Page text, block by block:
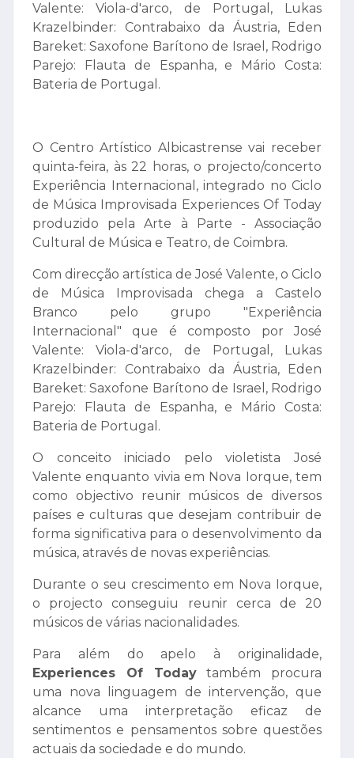
Valente: Viola-d'arco, de Portugal, Lukas
Krazelbinder: Contrabaixo da Áustria, Eden
Bareket: Saxofone Barítono de Israel, Rodrigo
Parejo: Flauta de Espanha, e Mário Costa:
Bateria de Portugal.
O Centro Artístico Albicastrense vai receber
quinta-feira, às 22 horas, o projecto/concerto
Experiência Internacional, integrado no Ciclo
de Música Improvisada Experiences Of Today
produzido pela Arte à Parte - Associação
Cultural de Música e Teatro, de Coimbra.
Com direcção artística de José Valente, o Ciclo
de Música Improvisada chega a Castelo
Branco pelo grupo "Experiência
Internacional" que é composto por José
Valente: Viola-d'arco, de Portugal, Lukas
Krazelbinder: Contrabaixo da Áustria, Eden
Bareket: Saxofone Barítono de Israel, Rodrigo
Parejo: Flauta de Espanha, e Mário Costa:
Bateria de Portugal.
O conceito iniciado pelo violetista José
Valente enquanto vivia em Nova Iorque, tem
como objectivo reunir músicos de diversos
países e culturas que desejam contribuir de
forma significativa para o desenvolvimento da
música, através de novas experiências.
Durante o seu crescimento em Nova Iorque,
o projecto conseguiu reunir cerca de 20
músicos de várias nacionalidades.
Para além do apelo à originalidade,
Experiences Of Todaytambém procura
uma nova linguagem de intervenção, que
alcance uma interpretação eficaz de
sentimentos e pensamentos sobre questões
actuais da sociedade e do mundo.